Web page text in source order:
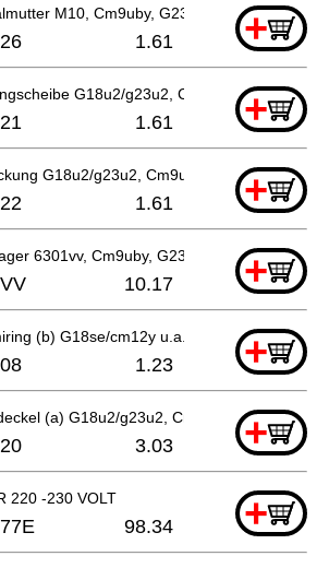
M10, Cm9uby, G23ss +
1.61
G18u2/g23u2, Cm9uby +
1.61
G18u2/g23u2, Cm9uby +
1.61
6301vv, Cm9uby, G23ss +
10.17
(b) G18se/cm12y u.a. G18u2/g23u2,
+
1.23
(a) G18u2/g23u2, Cm9uby +
3.03
220 -230 VOLT +
98.34